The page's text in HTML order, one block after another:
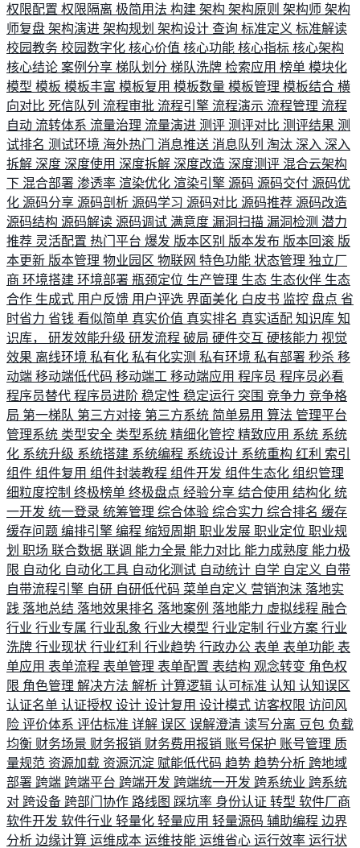
权限配置 权限隔离 极简用法 构建 架构 架构原则 架构师 架构
师复盘 架构演进 架构规划 架构设计 查询 标准定义 标准解读
校园教务 校园数字化 核心价值 核心功能 核心指标 核心架构
核心结论 案例分享 梯队划分 梯队洗牌 检索应用 榜单 模块化
模型 模板 模板丰富 模板复用 模板数量 模板管理 模板结合 横
向对比 死信队列 流程审批 流程引擎 流程演示 流程管理 流程
自动 流转体系 流量治理 流量演进 测评 测评对比 测评结果 测
试排名 测试环境 海外热门 消息推送 消息队列 淘汰 深入 深入
拆解 深度 深度使用 深度拆解 深度改造 深度测评 混合云架构
下 混合部署 渗透率 渲染优化 渲染引擎 源码 源码交付 源码优
化 源码分享 源码剖析 源码学习 源码对比 源码推荐 源码改造
源码结构 源码解读 源码调试 满意度 漏洞扫描 漏洞检测 潜力
推荐 灵活配置 热门平台 爆发 版本区别 版本发布 版本回滚 版
本更新 版本管理 物业园区 物联网 特色功能 状态管理 独立厂
商 环境搭建 环境部署 瓶颈定位 生产管理 生态 生态伙伴 生态
合作 生成式 用户反馈 用户评选 界面美化 白皮书 监控 盘点 省
时省力 省钱 看似简单 真实价值 真实排名 真实适配 知识库 知
识库， 研发效能升级 研发流程 破局 硬件交互 硬核能力 视觉
效果 离线环境 私有化 私有化实测 私有环境 私有部署 秒杀 移
动端 移动端低代码 移动端工 移动端应用 程序员 程序员必看
程序员替代 程序员进阶 稳定性 稳定运行 突围 竞争力 竞争格
局 第一梯队 第三方对接 第三方系统 简单易用 算法 管理平台
管理系统 类型安全 类型系统 精细化管控 精致应用 系统 系统
化 系统升级 系统搭建 系统编程 系统设计 系统重构 红利 索引
组件 组件复用 组件封装教程 组件开发 组件生态化 组织管理
细粒度控制 终极榜单 终极盘点 经验分享 结合使用 结构化 统
一开发 统一登录 统筹管理 综合体验 综合实力 综合排名 缓存
缓存问题 编排引擎 编程 缩短周期 职业发展 职业定位 职业规
划 职场 联合数据 联调 能力全景 能力对比 能力成熟度 能力极
限 自动化 自动化工具 自动化测试 自动统计 自学 自定义 自带
自带流程引擎 自研 自研低代码 菜单自定义 营销泡沫 落地实
践 落地总结 落地效果排名 落地案例 落地能力 虚拟线程 融合
行业 行业专属 行业乱象 行业大模型 行业定制 行业方案 行业
洗牌 行业现状 行业红利 行业趋势 行政办公 表单 表单功能 表
单应用 表单流程 表单管理 表单配置 表结构 观念转变 角色权
限 角色管理 解决方法 解析 计算逻辑 认可标准 认知 认知误区
认证名单 认证授权 设计 设计复用 设计模式 访客权限 访问风
险 评价体系 评估标准 详解 误区 误解澄清 读写分离 豆包 负载
均衡 财务场景 财务报销 财务费用报销 账号保护 账号管理 质
量规范 资源加载 资源沉淀 赋能低代码 趋势 趋势分析 跨地域
部署 跨端 跨端平台 跨端开发 跨端统一开发 跨系统业 跨系统
对 跨设备 跨部门协作 路线图 踩坑率 身份认证 转型 软件厂商
软件开发 软件行业 轻量化 轻量应用 轻量源码 辅助编程 边界
分析 边缘计算 运维成本 运维技能 运维省心 运行效率 运行状